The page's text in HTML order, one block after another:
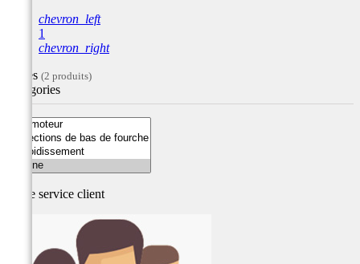
chevron_left
1
chevron_right
Filtres (2 produits)
Catégories
Notre service client